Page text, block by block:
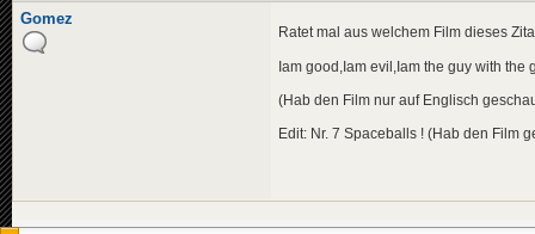
»23.08.2005 00:12
Gomez
Ratet mal aus welchem Film dieses
Iam good,Iam evil,Iam the guy with the
(Hab den Film nur auf Englisch
Edit: Nr. 7 Spaceballs ! (Hab den Film